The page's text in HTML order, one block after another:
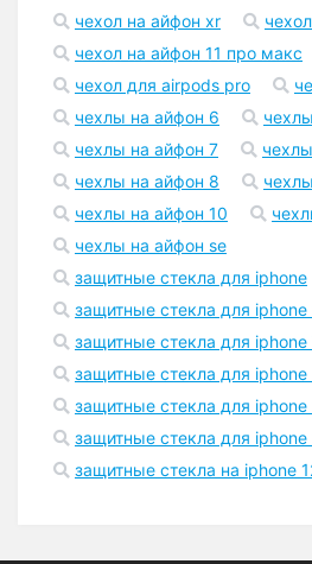
чехол на айфон xr
чехол на айфон 11 про макс
чехол для airpods pro
чехлы на айфон 6
чехлы на айфон 7
чехлы на айфон 8
чехлы на айфон 10
чехлы на айфон se
защитные стекла для iphone
защитные стекла для iphone
защитные стекла для iphone
защитные стекла для iphone
защитные стекла для iphone
защитные стекла для iphone
защитные стекла на iphone